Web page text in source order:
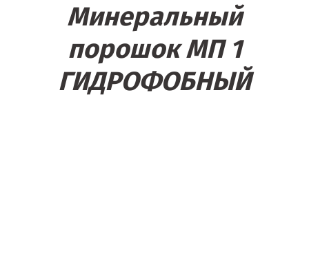
Минеральный
порошок МП 1
ГИДРОФОБНЫЙ